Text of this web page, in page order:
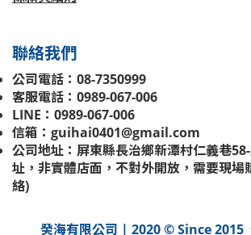
聯絡我們
公司電話：08-7350999
客服電話：0989-067-006
LINE：0989-067-006
信箱：guihai0401@gmail.com
公司地址：屏東縣長治鄉新潭村仁義巷
址，非實體店面，不對外開放，需要現場
絡)
癸海有限公司 | 2020 © Since 2015